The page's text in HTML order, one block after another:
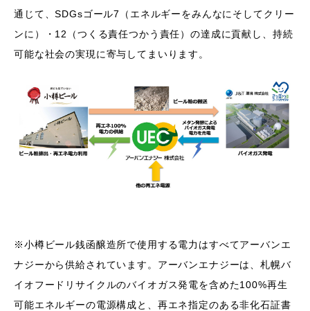
通じて、SDGsゴール7（エネルギーをみんなにそしてクリー
ンに）・12（つくる責任つかう責任）の達成に貢献し、持続
可能な社会の実現に寄与してまいります。
※小樽ビール銭函醸造所で使用する電力はすべてアーバンエ
ナジーから供給されています。アーバンエナジーは、札幌バ
イオフードリサイクルのバイオガス発電を含めた100%再生
可能エネルギーの電源構成と、再エネ指定のある非化石証書